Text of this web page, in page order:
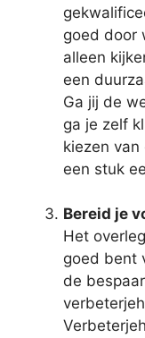
goed door
alleen
een
Ga jij de
ga je zelf
kiezen
een stuk
Bereid je
Het
goed bent
de